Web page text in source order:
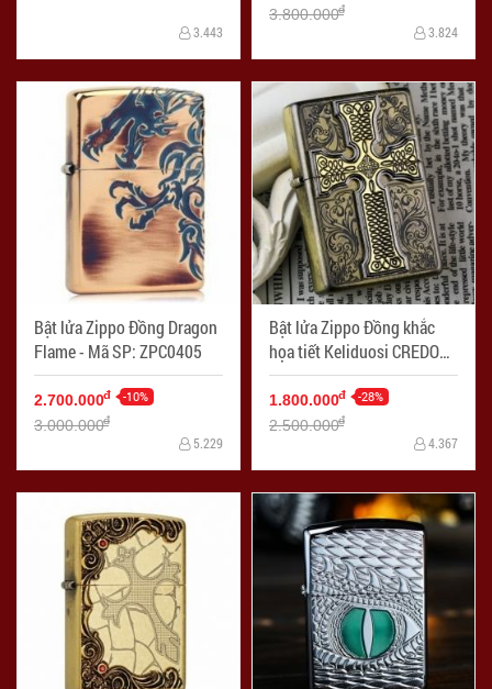
3.443
3.800.000đ
3.824
Bật lửa Zippo Đồng Dragon
Flame - Mã SP: ZPC0405
2.700.000đ -10%
3.000.000đ
5.229
Bật lửa Zippo Đồng khắc
họa tiết Keliduosi CREDOS -
Mã SP: ZPC0435
1.800.000đ -28%
2.500.000đ
4.367